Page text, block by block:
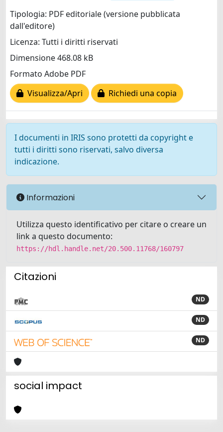
Tipologia: PDF editoriale (versione pubblicata
dall'editore)
Licenza: Tutti i diritti riservati
Dimensione 468.08 kB
Formato Adobe PDF
Visualizza/Apri
Richiedi una copia
I documenti in IRIS sono protetti da copyright e
tutti i diritti sono riservati, salvo diversa
indicazione.
Informazioni
Utilizza questo identificativo per citare o creare un
link a questo documento:
https://hdl.handle.net/20.500.11768/160797
Citazioni
ND
ND
ND
social impact